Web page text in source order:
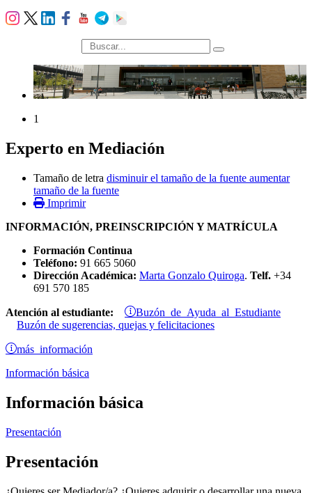
búsqueda
1
Experto en Mediación
Tamaño de letra disminuir el tamaño de la fuente aumentar
tamaño de la fuente
Imprimir
INFORMACIÓN, PREINSCRIPCIÓN Y MATRÍCULA
Formación Continua
Teléfono: 91 665 5060
Dirección Académica: Marta Gonzalo Quiroga. Telf. +34
691 570 185
Atención al estudiante: Buzón de Ayuda al Estudiante
Buzón de sugerencias, quejas y felicitaciones
más información
Información básica
Información básica
Presentación
Presentación